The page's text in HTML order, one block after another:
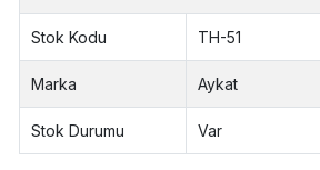
Stok Kodu TH-51
Marka Aykat
Stok Durumu Var